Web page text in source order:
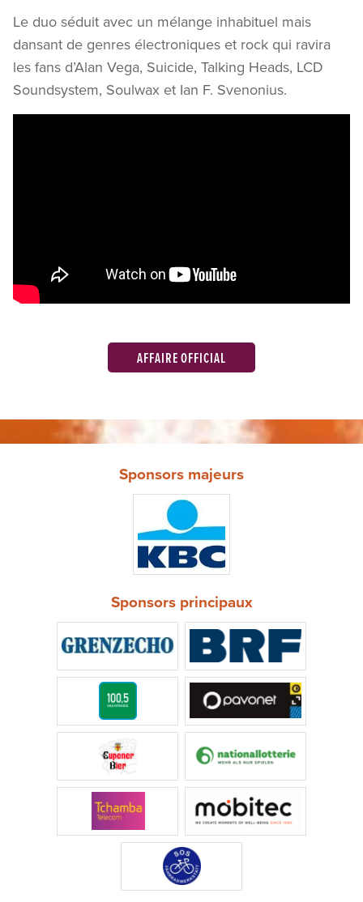
Le duo séduit avec un mélange inhabituel mais
dansant de genres électroniques et rock qui ravira
les fans d’Alan Vega, Suicide, Talking Heads, LCD
Soundsystem, Soulwax et Ian F. Svenonius.
AFFAIRE OFFICIAL
Sponsors majeurs
Sponsors principaux